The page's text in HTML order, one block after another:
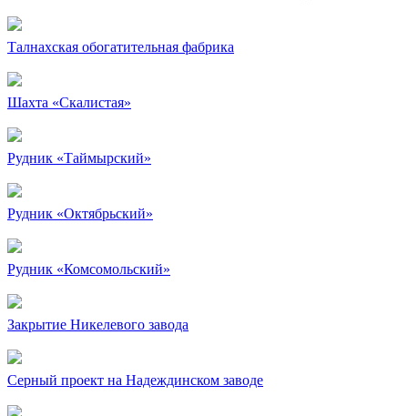
Талнахская обогатительная фабрика
Шахта «Скалистая»
Рудник «Таймырский»
Рудник «Октябрьский»
Рудник «Комсомольский»
Закрытие Никелевого завода
Серный проект на Надеждинском заводе